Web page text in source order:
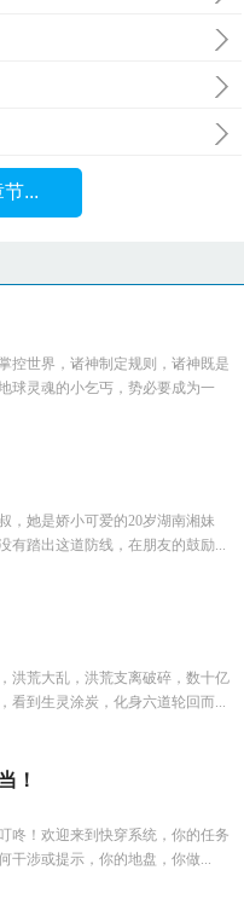
...
控世界，诸神制定规则，诸神既是
球灵魂的小乞丐，势必要成为一
，她是娇小可爱的20岁湖南湘妹
有踏出这道防线，在朋友的鼓励...
洪荒大乱，洪荒支离破碎，数十亿
看到生灵涂炭，化身六道轮回而...
！
咚！欢迎来到快穿系统，你的任务
干涉或提示，你的地盘，你做...